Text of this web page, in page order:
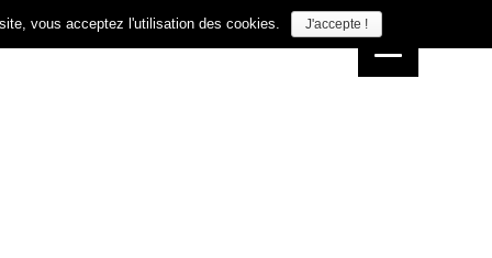
vous acceptez l'utilisation des cookies. J'accepte !